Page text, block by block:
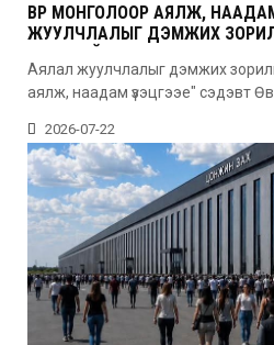
ӨВӨР МОНГОЛООР АЯЛЖ,
ЖУУЛЧЛАЛЫГ ДЭМЖИХ
УДААГИЙН НААДАМ
Аялал жуулчлалыг дэмжих
аялж, наадам үзэцгээе" сэдэвт
2026-07-22